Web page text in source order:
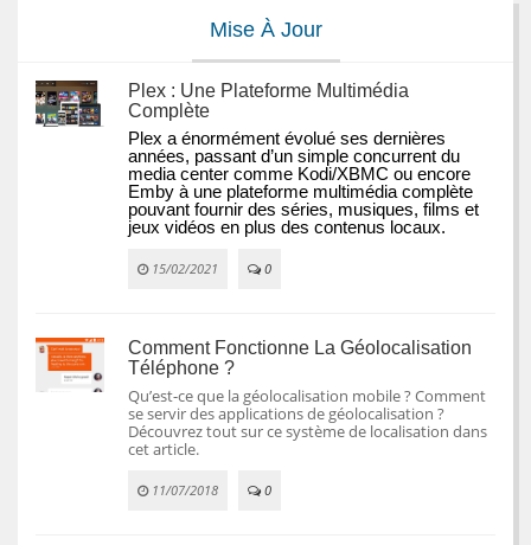
Mise À Jour
Plex : Une Plateforme Multimédia
Complète
Plex a énormément évolué ses dernières
années, passant d’un simple concurrent du
media center comme Kodi/XBMC ou encore
Emby à une plateforme multimédia complète
pouvant fournir des séries, musiques, films et
jeux vidéos en plus des contenus locaux.
15/02/2021 0
Comment Fonctionne La Géolocalisation
Téléphone ?
Qu’est-ce que la géolocalisation mobile ? Comment
se servir des applications de géolocalisation ?
Découvrez tout sur ce système de localisation dans
cet article.
11/07/2018 0